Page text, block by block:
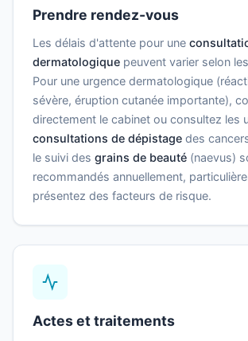
Prendre rendez-vous
Les délais d'attente pour une
dermatologique peuvent varier selon
Pour une urgence dermatologique
sévère, éruption cutanée importante),
directement le cabinet ou consultez les
consultations de dépistage des
le suivi des grains de beauté (naevus)
recommandés annuellement,
présentez des facteurs de risque.
Actes et traitements